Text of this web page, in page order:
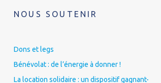
NOUS SOUTENIR
Dons et legs
Bénévolat : de l’énergie à donner !
La location solidaire : un dispositif gagnant-